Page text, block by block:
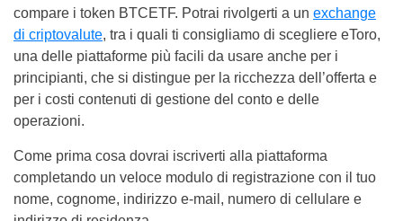
compare i token BTCETF. Potrai rivolgerti a un exchange
di criptovalute, tra i quali ti consigliamo di scegliere eToro,
una delle piattaforme più facili da usare anche per i
principianti, che si distingue per la ricchezza dell’offerta e
per i costi contenuti di gestione del conto e delle
operazioni.
Come prima cosa dovrai iscriverti alla piattaforma
completando un veloce modulo di registrazione con il tuo
nome, cognome, indirizzo e-mail, numero di cellulare e